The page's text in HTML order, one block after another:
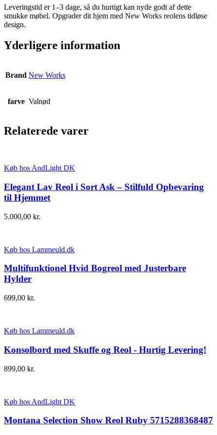
Leveringstid er 1–3 dage, så du hurtigt kan nyde godt af dette
smukke møbel. Opgrader dit hjem med New Works reolens tidløse
design.
Yderligere information
Brand New Works
farve Valnød
Relaterede varer
Køb hos AndLight DK
Elegant Lav Reol i Sort Ask – Stilfuld Opbevaring
til Hjemmet
5.000,00 kr.
Køb hos Lammeuld.dk
Multifunktionel Hvid Bogreol med Justerbare
Hylder
699,00 kr.
Køb hos Lammeuld.dk
Konsolbord med Skuffe og Reol - Hurtig Levering!
899,00 kr.
Køb hos AndLight DK
Montana Selection Show Reol Ruby 5715288368487